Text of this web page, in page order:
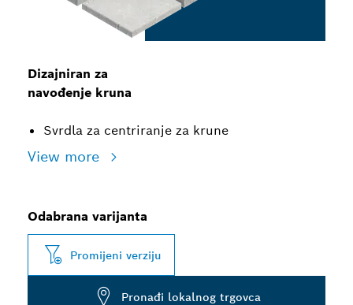
Dizajniran za
navođenje kruna
Svrdla za centriranje za krune
View more
Odabrana varijanta
Promijeni verziju
Pronađi lokalnog trgovca